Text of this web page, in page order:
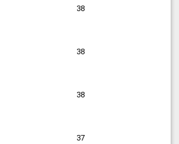
38
38
38
37